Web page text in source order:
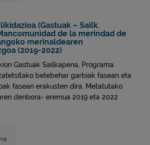
(Gastuak – Sailk.
de la merindad de
merinaldearen
(2019-2022)
Gastuak Sailkapena, Programa
betebehar garbiak fasean eta
fasean erakusten dira. Metatutako
denbora- eremua 2019 eta 2022